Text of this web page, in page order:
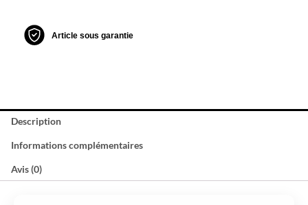
Article sous garantie
Description
Informations complémentaires
Avis (0)